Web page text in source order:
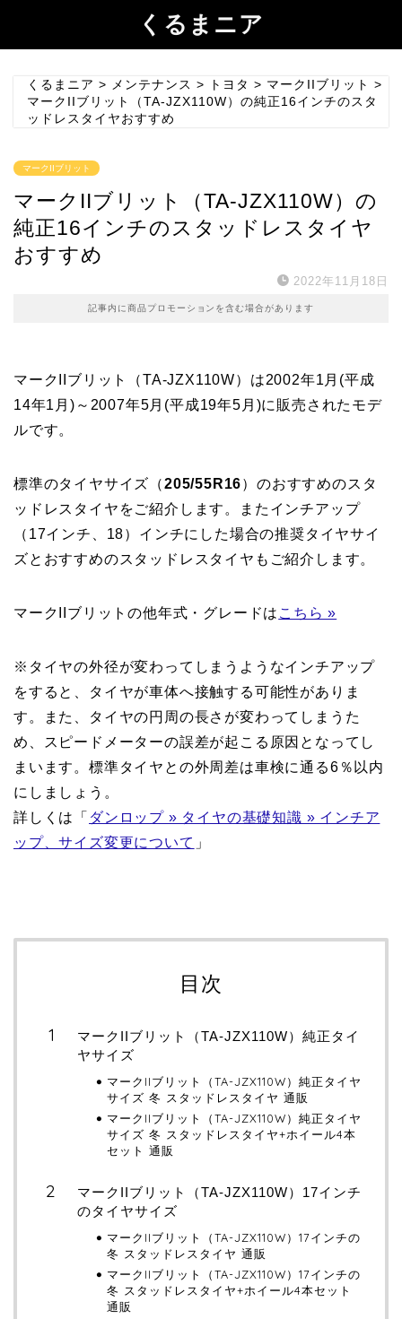
くるまニア
くるまニア > メンテナンス > トヨタ > マークIIブリット >
マークIIブリット（TA-JZX110W）の純正16インチのスタ
ッドレスタイヤおすすめ
マークIIブリット
マークIIブリット（TA-JZX110W）の
純正16インチのスタッドレスタイヤ
おすすめ
2022年11月18日
記事内に商品プロモーションを含む場合があります
マークIIブリット（TA-JZX110W）は2002年1月(平成
14年1月)～2007年5月(平成19年5月)に販売されたモデ
ルです。
標準のタイヤサイズ（205/55R16）のおすすめのスタ
ッドレスタイヤをご紹介します。またインチアップ
（17インチ、18）インチにした場合の推奨タイヤサイ
ズとおすすめのスタッドレスタイヤもご紹介します。
マークIIブリットの他年式・グレードは こちら »
※タイヤの外径が変わってしまうようなインチアップ
をすると、タイヤが車体へ接触する可能性がありま
す。また、タイヤの円周の長さが変わってしまうた
め、スピードメーターの誤差が起こる原因となってし
まいます。標準タイヤとの外周差は車検に通る6％以内
にしましょう。
詳しくは「 ダンロップ » タイヤの基礎知識 » インチア
ップ、サイズ変更について 」
目次
マークIIブリット（TA-JZX110W）純正タイ
ヤサイズ
マークIIブリット（TA-JZX110W）純正タイヤ
サイズ 冬 スタッドレスタイヤ 通販
マークIIブリット（TA-JZX110W）純正タイヤ
サイズ 冬 スタッドレスタイヤ+ホイール4本
セット 通販
マークIIブリット（TA-JZX110W）17インチ
のタイヤサイズ
マークIIブリット（TA-JZX110W）17インチの
冬 スタッドレスタイヤ 通販
マークIIブリット（TA-JZX110W）17インチの
冬 スタッドレスタイヤ+ホイール4本セット
通販